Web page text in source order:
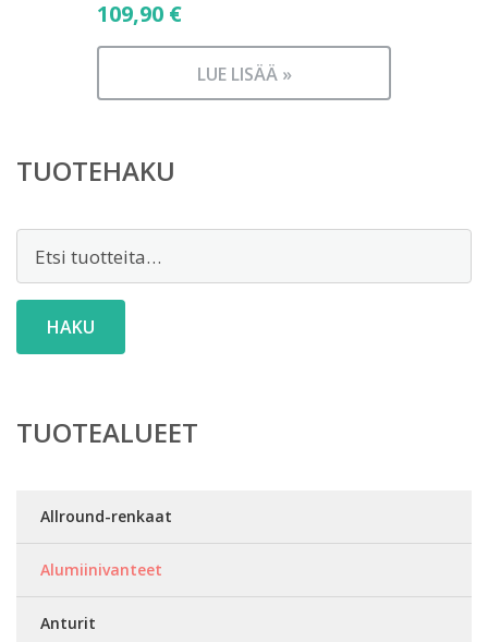
109,90 €
LUE LISÄÄ »
TUOTEHAKU
HAKU
TUOTEALUEET
Allround-renkaat
Alumiinivanteet
Anturit